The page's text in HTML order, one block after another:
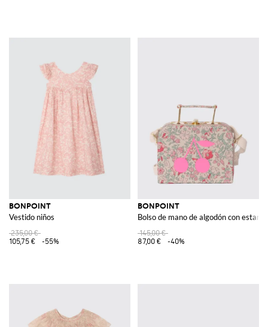
BONPOINT
Vestido niños
235,00 €
105,75 €
-55%
BONPOINT
Bolso de mano de algodón con
145,00 €
87,00 €
-40%